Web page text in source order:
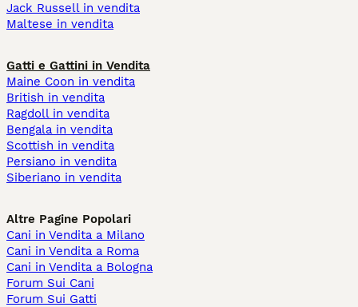
Jack Russell in vendita
Maltese in vendita
Gatti e Gattini in Vendita
Maine Coon in vendita
British in vendita
Ragdoll in vendita
Bengala in vendita
Scottish in vendita
Persiano in vendita
Siberiano in vendita
Altre Pagine Popolari
Cani in Vendita a Milano
Cani in Vendita a Roma
Cani in Vendita a Bologna
Forum Sui Cani
Forum Sui Gatti